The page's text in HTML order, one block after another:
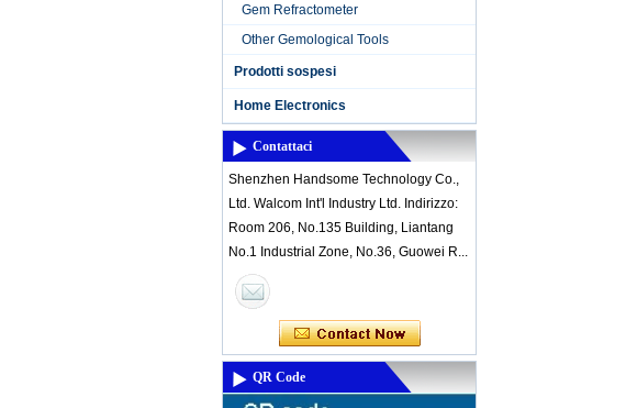
Gem Refractometer
Other Gemological Tools
Prodotti sospesi
Home Electronics
Contattaci
Shenzhen Handsome Technology Co.,
Ltd. Walcom Int'l Industry Ltd. Indirizzo:
Room 206, No.135 Building, Liantang
No.1 Industrial Zone, No.36, Guowei R...
QR Code